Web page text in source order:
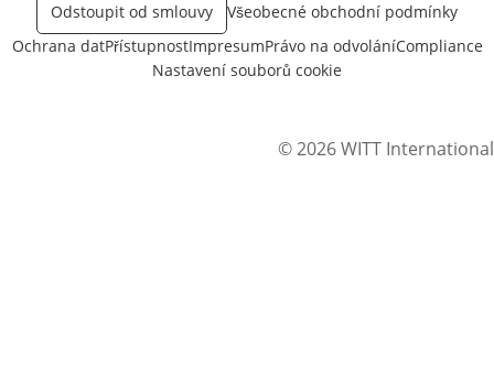
Odstoupit od smlouvy
Všeobecné obchodní podmínky
Ochrana datPřístupnostImpresumPrávo na odvoláníCompliance
Nastavení souborů cookie
© 2026 WITT International